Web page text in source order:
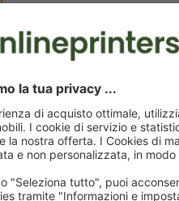
È possibile caricare i dati
Consegna all' incirca: